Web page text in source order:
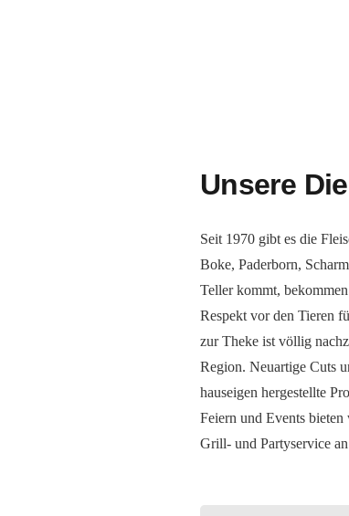
Unsere
Seit 1970 gibt es die
Boke, Paderborn,
Teller kommt,
Respekt vor den Tieren
zur Theke ist völlig
Region. Neuartige Cuts
hauseigen hergestellte
Feiern und Events
Grill- und Partyservice